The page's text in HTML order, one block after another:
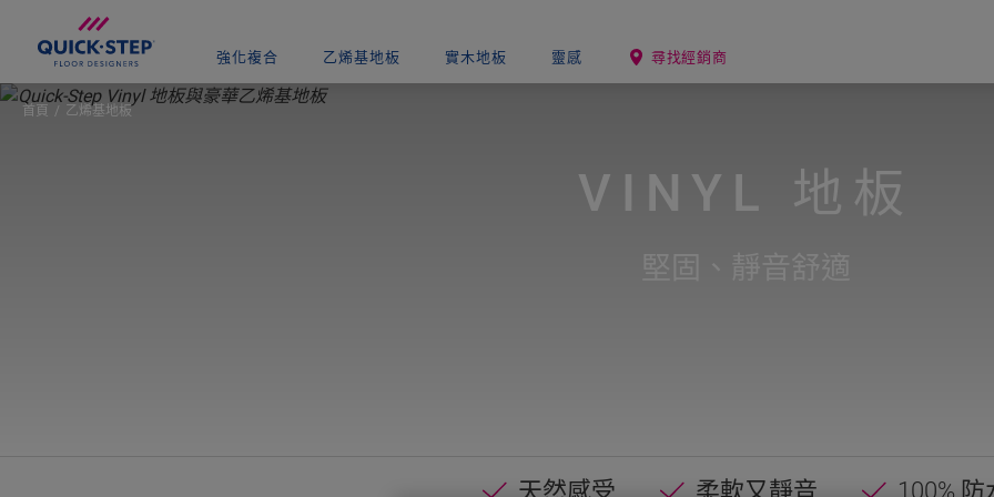
強化複合 乙烯基地板 實木地板 靈感 尋找經銷商
VINYL 地板
首頁 乙烯基地板
天然感受 柔軟又靜音 100% 防